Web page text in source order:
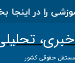
را در اینجا
خبری،
مستقل حقوقی کشور